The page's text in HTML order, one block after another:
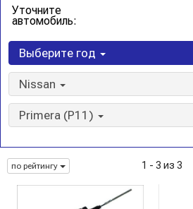
Уточните
автомобиль:
Выберите год
Nissan
Primera (P11)
по рейтингу 1 - 3 из 3